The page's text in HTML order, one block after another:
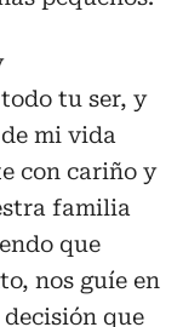
tu ser, y
mi vida
con cariño y
familia
que
nos guíe en
que